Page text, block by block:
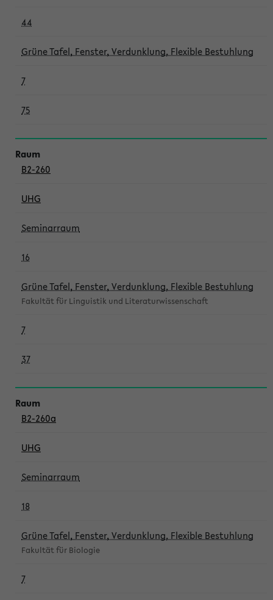
44
Grüne Tafel, Fenster, Verdunklung, Flexible Bestuhlung
7
75
B2-260
UHG
Seminarraum
16
Grüne Tafel, Fenster, Verdunklung, Flexible Bestuhlung
Fakultät für Linguistik und Literaturwissenschaft
7
37
B2-260a
UHG
Seminarraum
18
Grüne Tafel, Fenster, Verdunklung, Flexible Bestuhlung
Fakultät für Biologie
7